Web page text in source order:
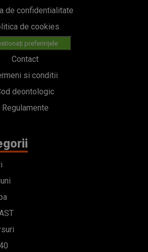
de confidentialitate
de cookies
preferințele
Contact
si conditii
deontologic
Regulamente